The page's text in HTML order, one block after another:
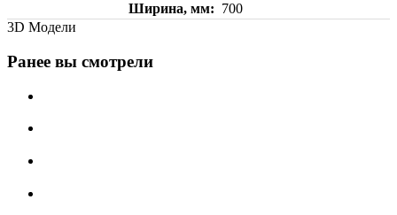
Ширина, мм
700
3D Модели
Ранее вы смотрели